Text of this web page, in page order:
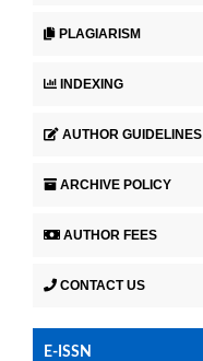
PLAGIARISM
INDEXING
AUTHOR GUIDELINES
ARCHIVE POLICY
AUTHOR FEES
CONTACT US
E-ISSN